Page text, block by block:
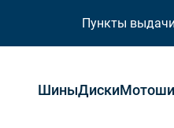
Пункты выдачи
ШиныДиски